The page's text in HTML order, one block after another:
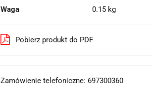
Waga 0.15 kg
Pobierz produkt do PDF
Zamówienie telefoniczne: 697300360